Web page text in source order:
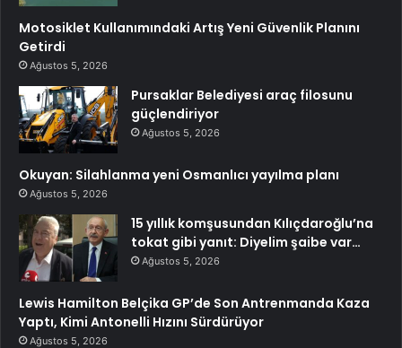
Motosiklet Kullanımındaki Artış Yeni Güvenlik Planını
Getirdi
Ağustos 5, 2026
Pursaklar Belediyesi araç filosunu
güçlendiriyor
Ağustos 5, 2026
Okuyan: Silahlanma yeni Osmanlıcı yayılma planı
Ağustos 5, 2026
15 yıllık komşusundan Kılıçdaroğlu’na
tokat gibi yanıt: Diyelim şaibe var…
Ağustos 5, 2026
Lewis Hamilton Belçika GP’de Son Antrenmanda Kaza
Yaptı, Kimi Antonelli Hızını Sürdürüyor
Ağustos 5, 2026